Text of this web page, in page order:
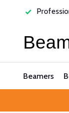
Beamers